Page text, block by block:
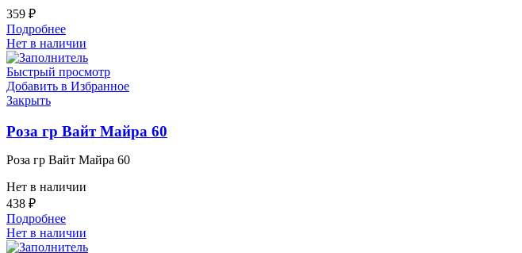
359 ₽
Подробнее
Нет в наличии
Быстрый просмотр
Добавить в Избранное
Закрыть
Роза гр Вайт Майра 60
Роза гр Вайт Майра 60
Нет в наличии
438 ₽
Подробнее
Нет в наличии